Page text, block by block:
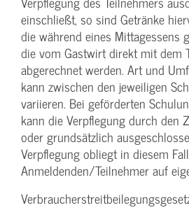
einschließt, so sind Getränke
die während eines Mittagessens
die vom Gastwirt direkt mit dem
abgerechnet werden. Art und
kann zwischen den jeweiligen
variieren. Bei geförderten
kann die Verpflegung durch den
oder grundsätzlich
Verpflegung obliegt in diesem
Anmeldenden/­Teilnehmer auf